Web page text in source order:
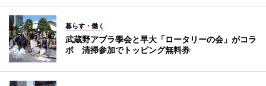
暮らす・働く
武蔵野アブラ學会と早大「ロータリーの会」がコラ
ボ 清掃参加でトッピング無料券